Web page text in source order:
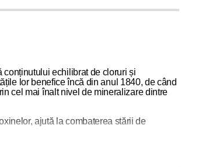
conținutului echilibrat de cloruri și
lor benefice încă din anul 1840, de când
cel mai înalt nivel de mineralizare dintre
ajută la combaterea stării de